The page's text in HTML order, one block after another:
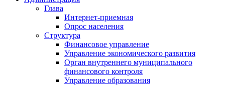
Глава
Интернет-приемная
Опрос населения
Структура
Финансовое управление
Управление экономического развития
Орган внутреннего муниципального
финансового контроля
Управление образования